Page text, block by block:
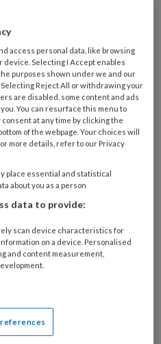
Sommige pedagogisch
van de gezellige
met zich meebrengt.
Hoe ervaren jullie
ONTWIKKELING
access personal data, like browsing
Selecting I Accept enables
purposes shown under we and our
Reject All or withdrawing your
are disabled, some content and ads
You can resurface this menu to
at any time by clicking the
of the webpage. Your choices will
more details, refer to our Privacy
place essential and statistical
about you as a person
data to provide:
scan device characteristics for
on a device. Personalised
and content measurement,